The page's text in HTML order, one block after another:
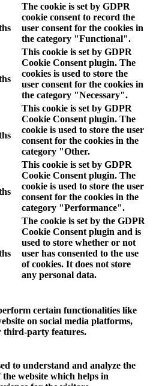
The cookie is set by GDPR
cookie consent to record the
user consent for the cookies in
the category "Functional".
This cookie is set by GDPR
Cookie Consent plugin. The
cookies is used to store the
user consent for the cookies in
the category "Necessary".
This cookie is set by GDPR
Cookie Consent plugin. The
cookie is used to store the user
consent for the cookies in the
category "Other.
This cookie is set by GDPR
Cookie Consent plugin. The
cookie is used to store the user
consent for the cookies in the
category "Performance".
The cookie is set by the GDPR
Cookie Consent plugin and is
used to store whether or not
user has consented to the use
of cookies. It does not store
any personal data.
certain functionalities like
on social media platforms,
third-party features.
to understand and analyze the
website which helps in